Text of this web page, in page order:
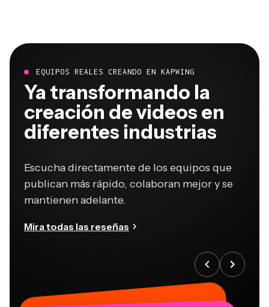
EQUIPOS REALES CREANDO EN KAPWING
Ya transformando la
creación de videos en
diferentes industrias
Escucha directamente de los equipos que
publican más rápido, colaboran mejor y se
mantienen adelante.
Mira todas las reseñas